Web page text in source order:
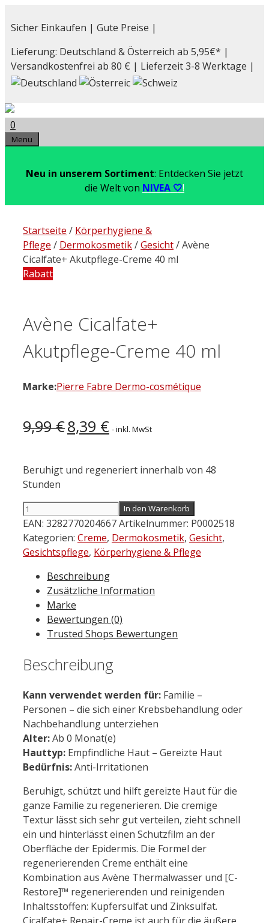
Inhalt
Sicher Einkaufen | Gute Preise |
Lieferung: Deutschland & Österreich ab 5,95€* |
Versandkostenfrei ab 80 € | Lieferzeit 3-8 Werktage |
0
Menu
Neu in unserem Sortiment: Entdecken Sie jetzt
die Welt von NIVEA 🤍!
Startseite / Körperhygiene &
Pflege / Dermokosmetik/Gesicht/ Avène
Cicalfate+ Akutpflege-Creme 40 ml
Rabatt
Avène Cicalfate+
Akutpflege-Creme 40 ml
Marke:Pierre Fabre Dermo-cosmétique
9,99€ Ursprünglicher
Preis
9,99 €
8,39 €Aktueller
Preis
8,39 €.
- inkl. MwSt
Beruhigt und regeneriert innerhalb von 48
Stunden
Avène
Cicalfate+
Akutpflege-
Creme
Menge
In den Warenkorb
EAN: 3282770204667Artikelnummer: P0002518
Kategorien: Creme, Dermokosmetik, Gesicht,
Gesichtspflege, Körperhygiene & Pflege
Beschreibung
Zusätzliche Information
Marke
Bewertungen (0)
Trusted Shops Bewertungen
Beschreibung
Kann verwendet werden für: Familie –
Personen – die sich einer Krebsbehandlung oder
Nachbehandlung unterziehen
Alter:Ab 0 Monat(e)
Hauttyp: Empfindliche Haut – Gereizte Haut
Bedürfnis:Anti-Irritationen
Beruhigt, schützt und hilft gereizte Haut für die
ganze Familie zu regenerieren. Die cremige
Textur lässt sich sehr gut verteilen, zieht schnell
ein und hinterlässt einen Schutzfilm an der
Oberfläche der Epidermis.​ Die Formel der
regenerierenden Creme enthält eine
Kombination aus Avène Thermalwasser und [C-
Restore]™ regenerierenden und reinigenden
Inhaltsstoffen: Kupfersulfat und Zinksulfat.